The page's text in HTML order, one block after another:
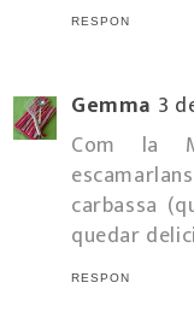
RESPON
Gemma 3
Com la
carbassa
quedar
RESPON